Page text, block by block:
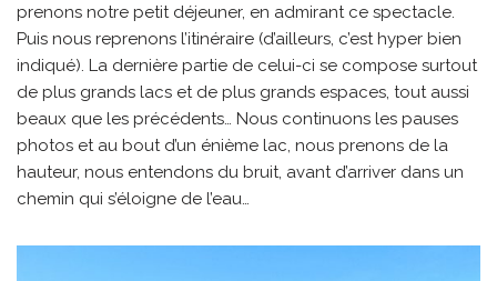
prenons notre petit déjeuner, en admirant ce spectacle.
Puis nous reprenons l’itinéraire (d’ailleurs, c’est hyper bien
indiqué). La dernière partie de celui-ci se compose surtout
de plus grands lacs et de plus grands espaces, tout aussi
beaux que les précédents… Nous continuons les pauses
photos et au bout d’un énième lac, nous prenons de la
hauteur, nous entendons du bruit, avant d’arriver dans un
chemin qui s’éloigne de l’eau…